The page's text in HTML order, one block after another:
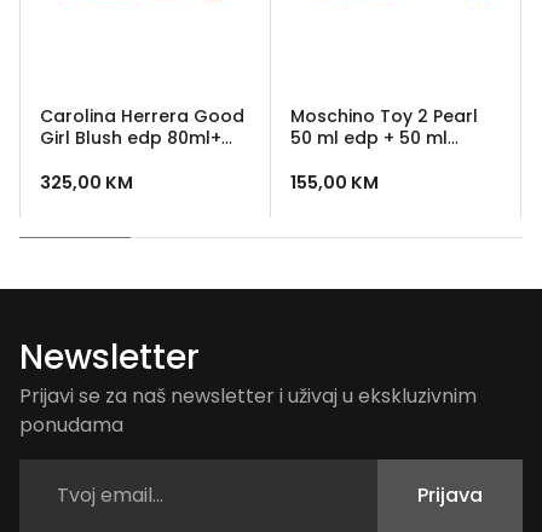
Carolina Herrera Good
Girl Blush edp 80ml+
325,00 KM
Moschino Toy 2 Pearl
50 ml edp + 50 ml
tusiranje
155,00 KM
Newsletter
Prijavi se za naš newsletter i uživaj u ekskluzivnim
ponudama
Prijava